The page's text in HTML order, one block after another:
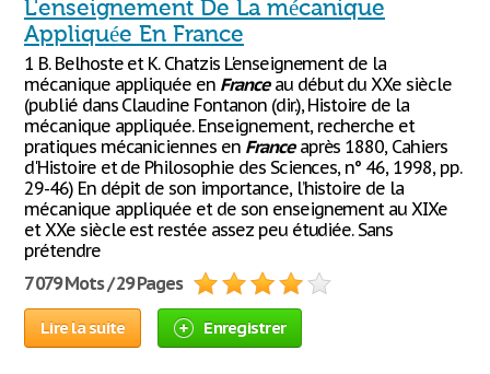
L'enseignement De La mécanique
Appliquée En France
1 B. Belhoste et K. Chatzis L'enseignement de la
mécanique appliquée en Franceau début du XXe siècle
(publié dans Claudine Fontanon (dir.), Histoire de la
mécanique appliquée. Enseignement, recherche et
pratiques mécaniciennes en Franceaprès 1880, Cahiers
d'Histoire et de Philosophie des Sciences, n° 46, 1998, pp.
29-46) En dépit de son importance, l’histoire de la
mécanique appliquée et de son enseignement au XIXe
et XXe siècle est restée assez peu étudiée. Sans
prétendre
7 079 Mots / 29 Pages
Lire la suite Enregistrer